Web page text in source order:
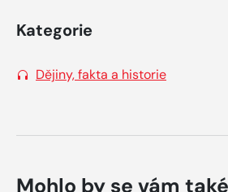
Kategorie
Dějiny, fakta a historie
Mohlo by se vám